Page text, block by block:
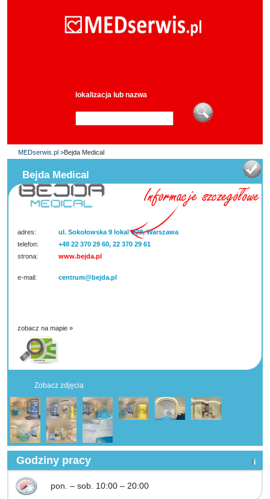
lokalizacja lub nazwa
MEDserwis.pl >Bejda Medical
Bejda Medical
adres:
ul. Sokołowska 9 lokal U28, Warszawa
telefon:
+48 22 370 29 60, 22 370 29 61
strona:
www.bejda.pl
e-mail: centrum@bejda.pl
zobacz na mapie »
Zobacz zdjęcia
Godziny pracy
pon. – sob. 10:00 – 20:00